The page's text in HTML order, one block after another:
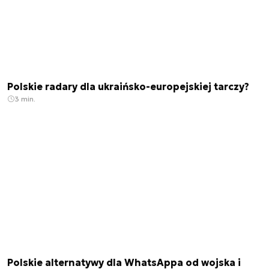
Polskie radary dla ukraińsko-europejskiej tarczy?
3 min.
Polskie alternatywy dla WhatsAppa od wojska i